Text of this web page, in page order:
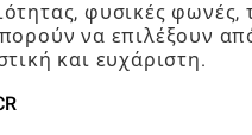
φυσικές φωνές,
να επιλέξουν
και ευχάριστη.